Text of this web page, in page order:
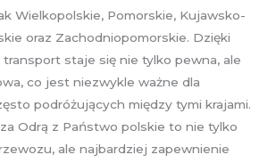
Wielkopolskie, Pomorskie, Kujawsko-
oraz Zachodniopomorskie. Dzięki
transport staje się nie tylko pewna, ale
co jest niezwykle ważne dla
podróżujących między tymi krajami.
Odrą z Państwo polskie to nie tylko
ale najbardziej zapewnienie